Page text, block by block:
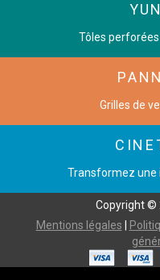
Tôles
Grilles de
Transformez une
Copyright ©
Mentions légales